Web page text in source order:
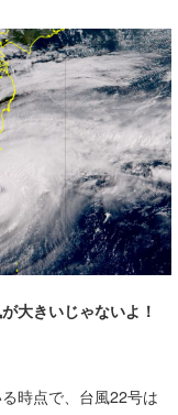
大きいじゃないよ！
時点で、台風22号は